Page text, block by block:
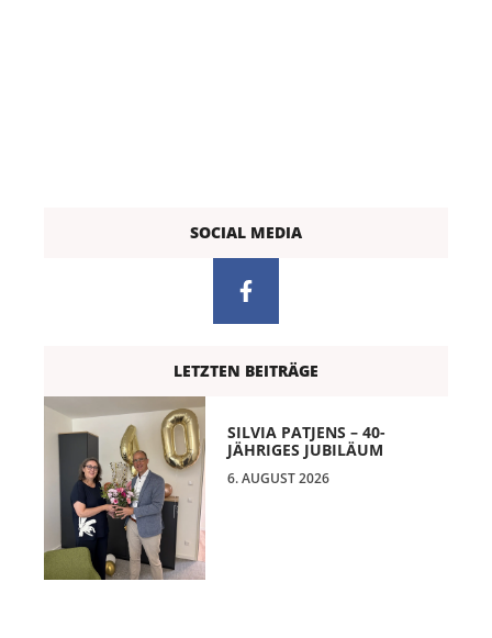
SOCIAL MEDIA
LETZTEN BEITRÄGE
SILVIA PATJENS – 40-
JÄHRIGES JUBILÄUM
6. AUGUST 2026